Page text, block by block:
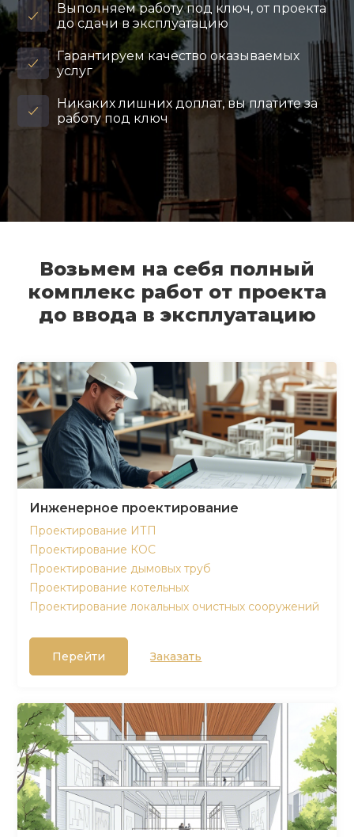
Выполняем работу под ключ, от проекта
до сдачи в эксплуатацию
Гарантируем качество оказываемых
услуг
Никаких лишних доплат, вы платите за
работу под ключ
Возьмем на себя полный
комплекс работ от проекта
до ввода в эксплуатацию
Инженерное проектирование
Проектирование ИТП
Проектирование КОС
Проектирование дымовых труб
Проектирование котельных
Проектирование локальных очистных сооружений
Перейти Заказать